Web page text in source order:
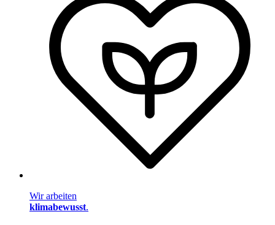
Wir arbeiten
klimabewusst.